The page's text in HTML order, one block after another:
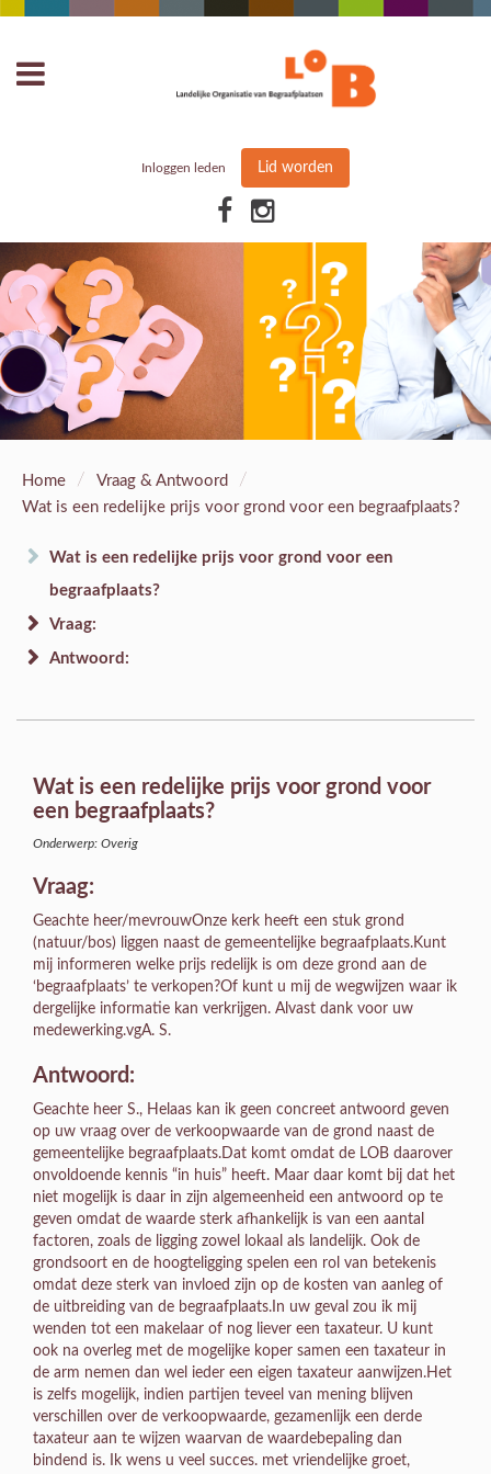
Inloggen leden Lid worden
Home / Vraag & Antwoord /
Wat is een redelijke prijs voor grond voor een begraafplaats?
Wat is een redelijke prijs voor grond voor een
begraafplaats?
Vraag:
Antwoord:
Wat is een redelijke prijs voor grond voor
een begraafplaats?
Onderwerp: Overig
Vraag:
Geachte heer/mevrouwOnze kerk heeft een stuk grond
(natuur/bos) liggen naast de gemeentelijke begraafplaats.Kunt
mij informeren welke prijs redelijk is om deze grond aan de
‘begraafplaats’ te verkopen?Of kunt u mij de wegwijzen waar ik
dergelijke informatie kan verkrijgen. Alvast dank voor uw
medewerking.vgA. S.
Antwoord:
Geachte heer S., Helaas kan ik geen concreet antwoord geven
op uw vraag over de verkoopwaarde van de grond naast de
gemeentelijke begraafplaats.Dat komt omdat de LOB daarover
onvoldoende kennis “in huis” heeft. Maar daar komt bij dat het
niet mogelijk is daar in zijn algemeenheid een antwoord op te
geven omdat de waarde sterk afhankelijk is van een aantal
factoren, zoals de ligging zowel lokaal als landelijk. Ook de
grondsoort en de hoogteligging spelen een rol van betekenis
omdat deze sterk van invloed zijn op de kosten van aanleg of
de uitbreiding van de begraafplaats.In uw geval zou ik mij
wenden tot een makelaar of nog liever een taxateur. U kunt
ook na overleg met de mogelijke koper samen een taxateur in
de arm nemen dan wel ieder een eigen taxateur aanwijzen.Het
is zelfs mogelijk, indien partijen teveel van mening blijven
verschillen over de verkoopwaarde, gezamenlijk een derde
taxateur aan te wijzen waarvan de waardebepaling dan
bindend is. Ik wens u veel succes. met vriendelijke groet,